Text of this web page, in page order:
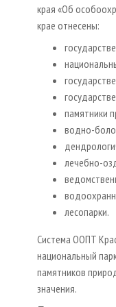
края «Об
крае отнесены:
памятники
водно-
лечебно-
лесопарки.
Система ООПТ
национальный
памятников
значения.